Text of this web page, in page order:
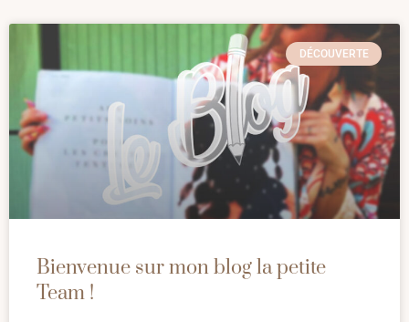
DÉCOUVERTE
Bienvenue sur mon blog la petite
Team !